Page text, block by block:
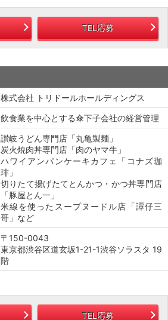
TEL応募
株式会社 トリドールホールディングス
飲食業を中心とする傘下子会社の経営管理
讃岐うどん専門店「丸亀製麺」
炭火焼肉丼専門店「肉のヤマ牛」
ハワイアンパンケーキカフェ「コナズ珈
琲」
切りたて揚げたてとんかつ・かつ丼専門店
「豚屋とん一」
米線を使ったスープヌードル店「譚仔三
哥」など
〒150-0043
東京都渋谷区道玄坂1-21-1渋谷ソラスタ 19
階
TEL応募